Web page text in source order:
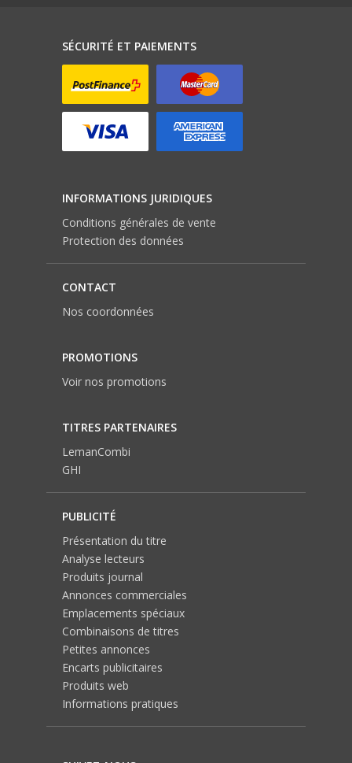
SÉCURITÉ ET PAIEMENTS
INFORMATIONS JURIDIQUES
Conditions générales de vente
Protection des données
CONTACT
Nos coordonnées
PROMOTIONS
Voir nos promotions
TITRES PARTENAIRES
LemanCombi
GHI
PUBLICITÉ
Présentation du titre
Analyse lecteurs
Produits journal
Annonces commerciales
Emplacements spéciaux
Combinaisons de titres
Petites annonces
Encarts publicitaires
Produits web
Informations pratiques